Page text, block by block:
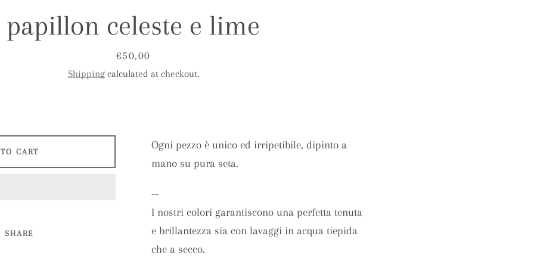
SEARCH
papillon celeste e lime
Price
€50,00
Shippingcalculated at checkout.
Ogni pezzo è unico ed irripetibile, dipinto a
mano su pura seta.
--
I nostri colori garantiscono una perfetta tenuta
e brillantezza sia con lavaggi in acqua tiepida
che a secco.
CART
SHARE